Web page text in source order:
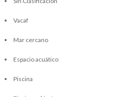
Vacaf
Mar cercano
Espacio acuático
Piscina